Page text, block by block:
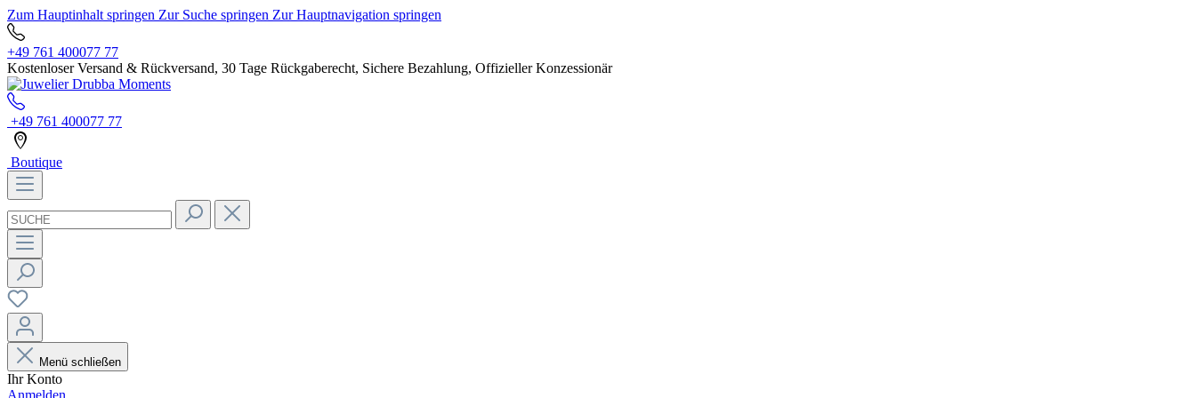
Zum Hauptinhalt springen Zur Suche springen Zur Hauptnavigation springen
+49 761 400077 77
Kostenloser Versand & Rückversand, 30 Tage Rückgaberecht, Sichere Bezahlung, Offizieller Konzessionär
+49 761 400077 77
Boutique
Menü schließen
Ihr Konto
Anmelden